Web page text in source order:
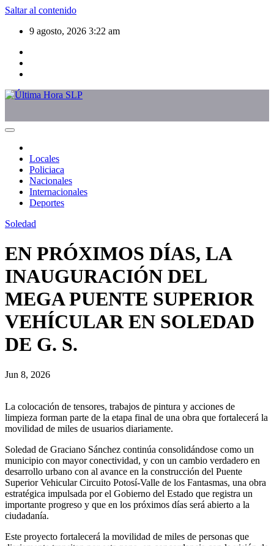
Saltar al contenido
9 agosto, 2026 3:22 am
Locales
Policiaca
Nacionales
Internacionales
Deportes
Soledad
EN PRÓXIMOS DÍAS, LA
INAUGURACIÓN DEL
MEGA PUENTE SUPERIOR
VEHÍCULAR EN SOLEDAD
DE G. S.
Jun 8, 2026
La colocación de tensores, trabajos de pintura y acciones de
limpieza forman parte de la etapa final de una obra que fortalecerá la
movilidad de miles de usuarios diariamente.
Soledad de Graciano Sánchez continúa consolidándose como un
municipio con mayor conectividad, y con un cambio verdadero en
desarrollo urbano con al avance en la construcción del Puente
Superior Vehicular Circuito Potosí-Valle de los Fantasmas, una obra
estratégica impulsada por el Gobierno del Estado que registra un
importante progreso y que en los próximos días será abierto a la
ciudadanía.
Este proyecto fortalecerá la movilidad de miles de personas que